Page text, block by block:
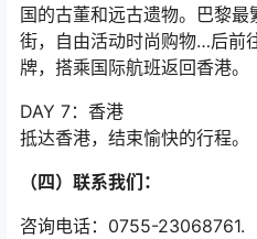
国的古董和远古遗物。巴黎
街，自由活动时尚购物…后前
牌，搭乘国际航班返回香港。
DAY 7：香港
抵达香港，结束愉快的行程。
（四）联系我们：
咨询电话：0755-23068761.